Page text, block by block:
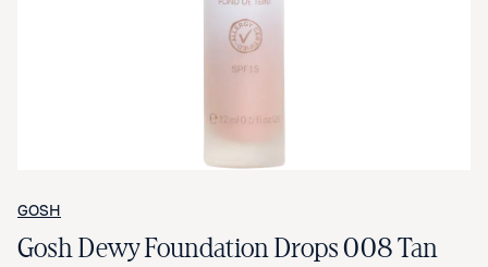
GOSH
Gosh Dewy Foundation Drops 008 Tan